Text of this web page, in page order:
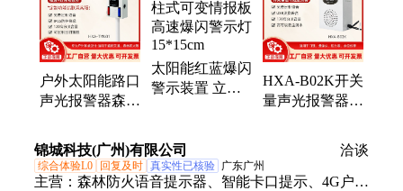
红蓝爆闪灯、预警哨兵、微波感应报警器、交通诱导
信息屏、led信息发布屏、行人过街预警器、智能语音
警示灯
户外太阳能路口
声光报警器森林
工地景区定时播
报器
太阳能红蓝爆闪
警示装置 立柱
15*15cm
HXA-B02K开关
量声光报警器可
头多路信号触发
警报器
锦城科技(广州)有限公司 洽谈
综合体验L0 回复及时 真实性已核验 广东广州
主营： 森林防火语音提示器、智能卡口提示、4G户外